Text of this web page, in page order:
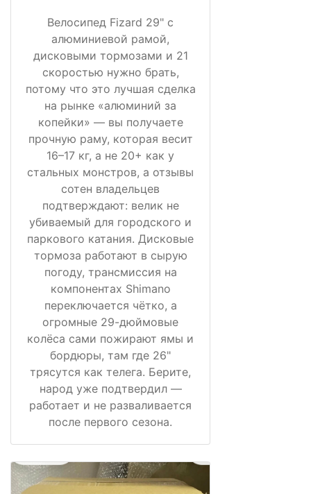
Велосипед Fizard 29" с
алюминиевой рамой,
дисковыми тормозами и 21
скоростью нужно брать,
потому что это лучшая сделка
на рынке «алюминий за
копейки» — вы получаете
прочную раму, которая весит
16–17 кг, а не 20+ как у
стальных монстров, а отзывы
сотен владельцев
подтверждают: велик не
убиваемый для городского и
паркового катания. Дисковые
тормоза работают в сырую
погоду, трансмиссия на
компонентах Shimano
переключается чётко, а
огромные 29-дюймовые
колёса сами пожирают ямы и
бордюры, там где 26"
трясутся как телега. Берите,
народ уже подтвердил —
работает и не разваливается
после первого сезона.